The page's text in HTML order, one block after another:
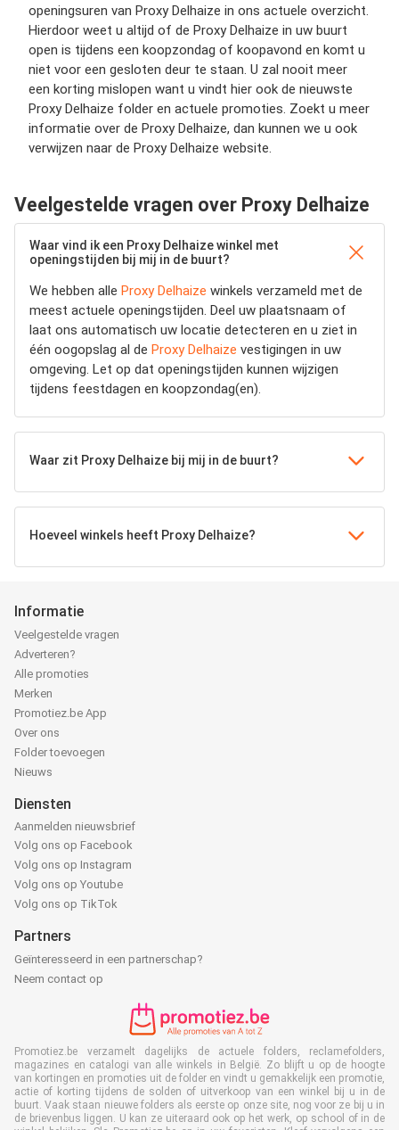
openingsuren van Proxy Delhaize in ons actuele overzicht.
Hierdoor weet u altijd of de Proxy Delhaize in uw buurt
open is tijdens een koopzondag of koopavond en komt u
niet voor een gesloten deur te staan. U zal nooit meer
een korting mislopen want u vindt hier ook de nieuwste
Proxy Delhaize folder en actuele promoties. Zoekt u meer
informatie over de Proxy Delhaize, dan kunnen we u ook
verwijzen naar de Proxy Delhaize website.
Veelgestelde vragen over Proxy Delhaize
Waar vind ik een Proxy Delhaize winkel met
openingstijden bij mij in de buurt?
We hebben alle Proxy Delhaize winkels verzameld met de
meest actuele openingstijden. Deel uw plaatsnaam of
laat ons automatisch uw locatie detecteren en u ziet in
één oogopslag al de Proxy Delhaize vestigingen in uw
omgeving. Let op dat openingstijden kunnen wijzigen
tijdens feestdagen en koopzondag(en).
Waar zit Proxy Delhaize bij mij in de buurt?
Hoeveel winkels heeft Proxy Delhaize?
Informatie
Veelgestelde vragen
Adverteren?
Alle promoties
Merken
Promotiez.be App
Over ons
Folder toevoegen
Nieuws
Diensten
Aanmelden nieuwsbrief
Volg ons op Facebook
Volg ons op Instagram
Volg ons op Youtube
Volg ons op TikTok
Partners
Geïnteresseerd in een partnerschap?
Neem contact op
Promotiez.be verzamelt dagelijks de actuele folders, reclamefolders,
magazines en catalogi van alle winkels in België. Zo blijft u op de hoogte
van kortingen en promoties uit de folder en vindt u gemakkelijk een promotie,
actie of korting tijdens de solden of uitverkoop van een winkel bij u in de
buurt. Vaak staan nieuwe folders als eerste op onze site, nog voor ze bij u in
de brievenbus liggen. U kan ze uiteraard ook op het werk, op school of in de